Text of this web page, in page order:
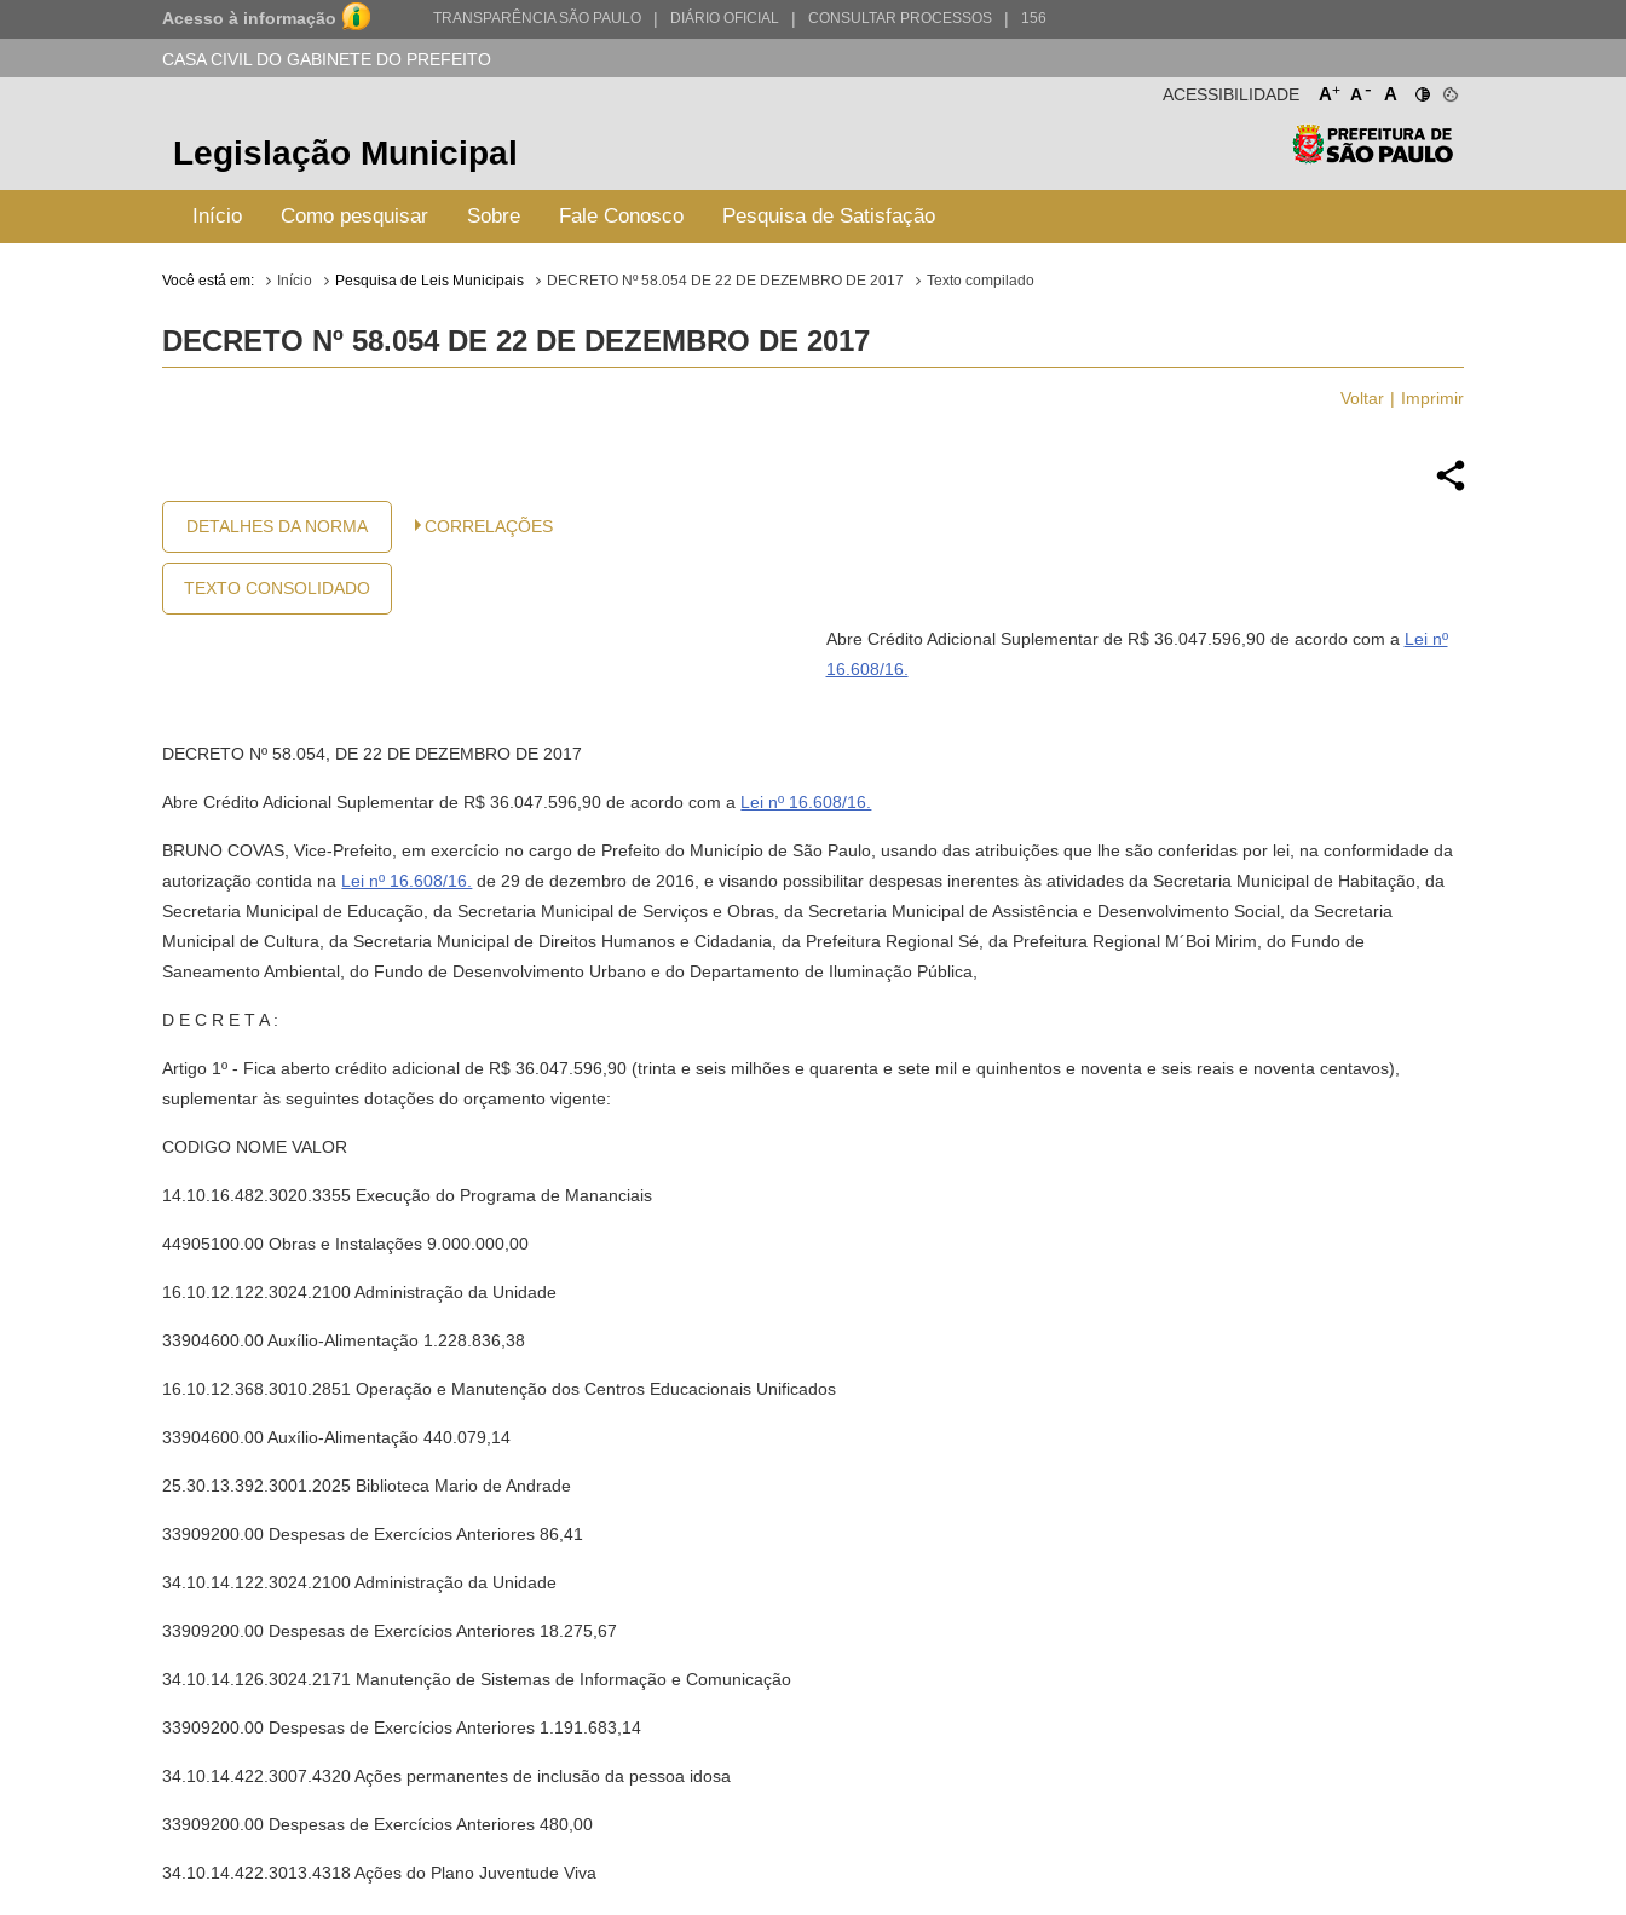
Acesso à informação TRANSPARÊNCIA SÃO PAULO | DIÁRIO OFICIAL | CONSULTAR PROCESSOS | 156
CASA CIVIL DO GABINETE DO PREFEITO
A+ A- A
ACESSIBILIDADE
Legislação Municipal
Início Como pesquisar Sobre Fale Conosco Pesquisa de Satisfação
Você está em: Início Pesquisa de Leis Municipais DECRETO Nº 58.054 DE 22 DE DEZEMBRO DE 2017 Texto compilado
DECRETO Nº 58.054 DE 22 DE DEZEMBRO DE 2017
Voltar Imprimir
DETALHES DA NORMA
TEXTO CONSOLIDADO
CORRELAÇÕES
Abre Crédito Adicional Suplementar de R$ 36.047.596,90 de acordo com a Lei nº
16.608/16.
DECRETO Nº 58.054, DE 22 DE DEZEMBRO DE 2017
Abre Crédito Adicional Suplementar de R$ 36.047.596,90 de acordo com a Lei nº 16.608/16.
BRUNO COVAS, Vice-Prefeito, em exercício no cargo de Prefeito do Município de São Paulo, usando das atribuições que lhe são conferidas por lei, na conformidade da
autorização contida na Lei nº 16.608/16. de 29 de dezembro de 2016, e visando possibilitar despesas inerentes às atividades da Secretaria Municipal de Habitação, da
Secretaria Municipal de Educação, da Secretaria Municipal de Serviços e Obras, da Secretaria Municipal de Assistência e Desenvolvimento Social, da Secretaria
Municipal de Cultura, da Secretaria Municipal de Direitos Humanos e Cidadania, da Prefeitura Regional Sé, da Prefeitura Regional M´Boi Mirim, do Fundo de
Saneamento Ambiental, do Fundo de Desenvolvimento Urbano e do Departamento de Iluminação Pública,
D E C R E T A :
Artigo 1º - Fica aberto crédito adicional de R$ 36.047.596,90 (trinta e seis milhões e quarenta e sete mil e quinhentos e noventa e seis reais e noventa centavos),
suplementar às seguintes dotações do orçamento vigente:
CODIGO NOME VALOR
14.10.16.482.3020.3355 Execução do Programa de Mananciais
44905100.00 Obras e Instalações 9.000.000,00
16.10.12.122.3024.2100 Administração da Unidade
33904600.00 Auxílio-Alimentação 1.228.836,38
16.10.12.368.3010.2851 Operação e Manutenção dos Centros Educacionais Unificados
33904600.00 Auxílio-Alimentação 440.079,14
25.30.13.392.3001.2025 Biblioteca Mario de Andrade
33909200.00 Despesas de Exercícios Anteriores 86,41
34.10.14.122.3024.2100 Administração da Unidade
33909200.00 Despesas de Exercícios Anteriores 18.275,67
34.10.14.126.3024.2171 Manutenção de Sistemas de Informação e Comunicação
33909200.00 Despesas de Exercícios Anteriores 1.191.683,14
34.10.14.422.3007.4320 Ações permanentes de inclusão da pessoa idosa
33909200.00 Despesas de Exercícios Anteriores 480,00
34.10.14.422.3013.4318 Ações do Plano Juventude Viva